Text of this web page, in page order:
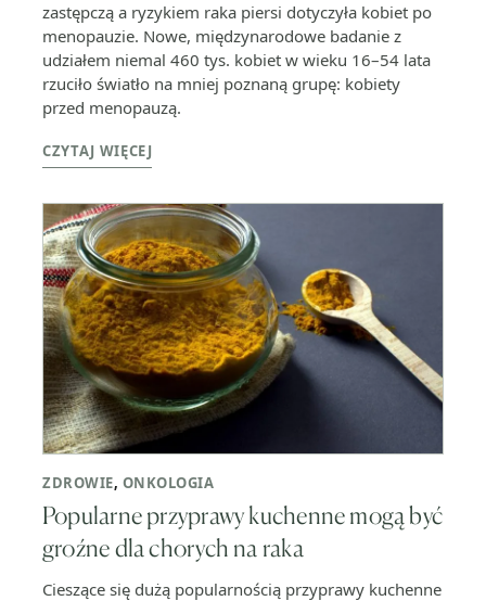
zastępczą a ryzykiem raka piersi dotyczyła kobiet po
menopauzie. Nowe, międzynarodowe badanie z
udziałem niemal 460 tys. kobiet w wieku 16–54 lata
rzuciło światło na mniej poznaną grupę: kobiety
przed menopauzą.
CZYTAJ WIĘCEJ
ZDROWIE, ONKOLOGIA
Popularne przyprawy kuchenne mogą być
groźne dla chorych na raka
Cieszące się dużą popularnością przyprawy kuchenne